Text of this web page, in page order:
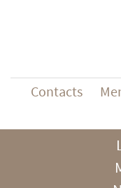
Contacts